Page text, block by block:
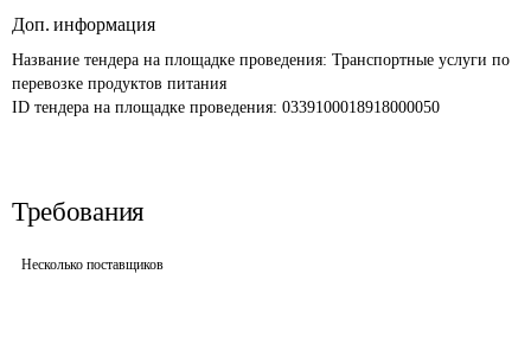
Доп. информация
Название тендера на площадке проведения: Транспортные услуги по
перевозке продуктов питания
ID тендера на площадке проведения: 0339100018918000050
Требования
Несколько поставщиков